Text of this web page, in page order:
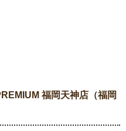
福岡天神店（福岡